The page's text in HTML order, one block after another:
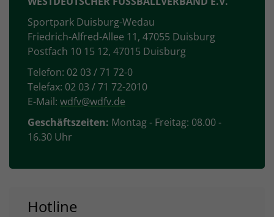
Sportpark Duisburg-Wedau
Friedrich-Alfred-Allee 11, 47055 Duisburg
Postfach 10 15 12, 47015 Duisburg
Telefon: 02 03 / 71 72-0
Telefax: 02 03 / 71 72-2010
E-Mail: wdfv@wdfv.de
Geschäftszeiten: Montag - Freitag: 08.00 -
16.30 Uhr
Hotline